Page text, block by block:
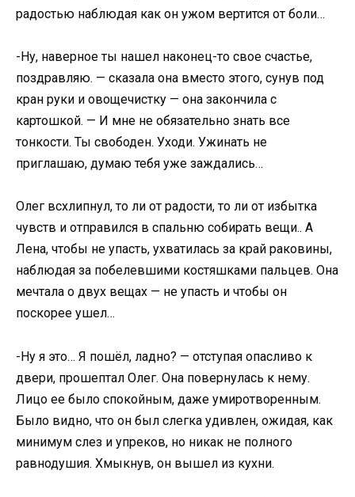
радостью наблюдая как он ужом вертится от боли…
-Ну, наверное ты нашел наконец-то свое счастье,
поздравляю. — сказала она вместо этого, сунув под
кран руки и овощечистку — она закончила с
картошкой. — И мне не обязательно знать все
тонкости. Ты свободен. Уходи. Ужинать не
приглашаю, думаю тебя уже заждались…
Олег всхлипнул, то ли от радости, то ли от избытка
чувств и отправился в спальню собирать вещи.. А
Лена, чтобы не упасть, ухватилась за край раковины,
наблюдая за побелевшими костяшками пальцев. Она
мечтала о двух вещах — не упасть и чтобы он
поскорее ушел…
-Ну я это… Я пошёл, ладно? — отступая опасливо к
двери, прошептал Олег. Она повернулась к нему.
Лицо ее было спокойным, даже умиротворенным.
Было видно, что он был слегка удивлен, ожидая, как
минимум слез и упреков, но никак не полного
равнодушия. Хмыкнув, он вышел из кухни.